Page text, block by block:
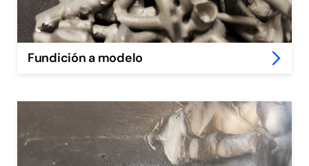
Fundición a modelo